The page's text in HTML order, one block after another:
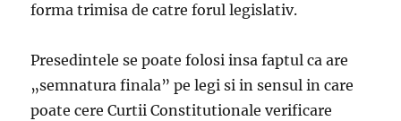
forma trimisa de catre forul legislativ.
Presedintele se poate folosi insa faptul ca are
„semnatura finala” pe legi si in sensul in care
poate cere Curtii Constitutionale verificare